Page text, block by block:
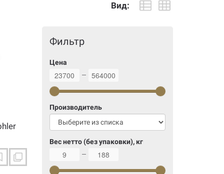
Вид:
Фильтр
Цена
23700 564000
Производитель
Вес нетто (без упаковки), кг
9 188